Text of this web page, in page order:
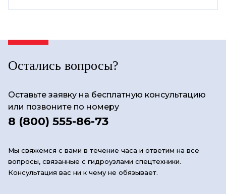
Остались вопросы?
Оставьте заявку на бесплатную консультацию
или позвоните по номеру
8 (800) 555-86-73
Мы свяжемся с вами в течение часа и ответим на все
вопросы, связанные с гидроузлами спецтехники.
Консультация вас ни к чему не обязывает.